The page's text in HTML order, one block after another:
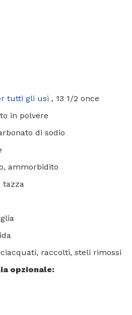
tutti gli usi , 13 1/2 once
in polvere
di sodio
ammorbidito
tazza
raccolti, steli rimossi
opzionale: